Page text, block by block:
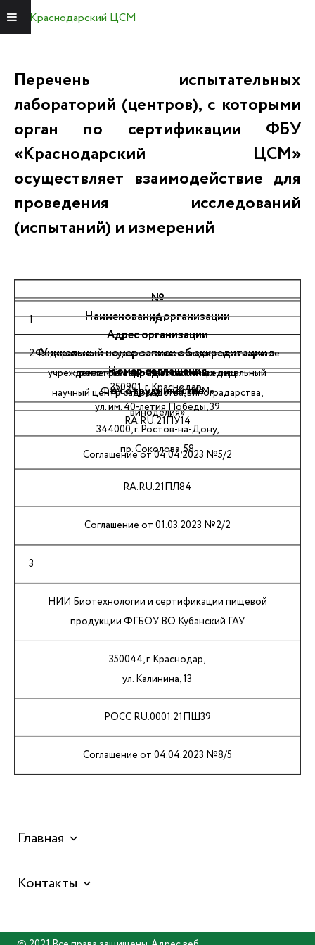
Перечень испытательных
лабораторий (центров), с которыми
орган по сертификации ФБУ
«Краснодарский ЦСМ»
осуществляет взаимодействие для
проведения исследований
(испытаний) и измерений
№
п/п
Наименование организации
Адрес организации
Уникальный номер записи об аккредитации в
реестре аккредитованных лиц
Номер соглашения
о сотрудничестве
1
Федеральное государственное бюджетное научное
учреждение «Северо-Кавказский федеральный
научный центр садоводства, виноградарства,
виноделия»
350901, г. Краснодар,
ул. им. 40-летия Победы, 39
RA.RU.21ПУ14
Соглашение от 04.04.2023 №5/2
2
ФБУ «Ростовский ЦСМ»
344000, г. Ростов-на-Дону,
пр. Соколова, 58
RA.RU.21ПЛ84
Соглашение от 01.03.2023 №2/2
3
НИИ Биотехнологии и сертификации пищевой
продукции ФГБОУ ВО Кубанский ГАУ
350044, г. Краснодар,
ул. Калинина, 13
РОСС RU.0001.21ПШ39
Соглашение от 04.04.2023 №8/5
Главная
Контакты
Краснодарский ЦСМ